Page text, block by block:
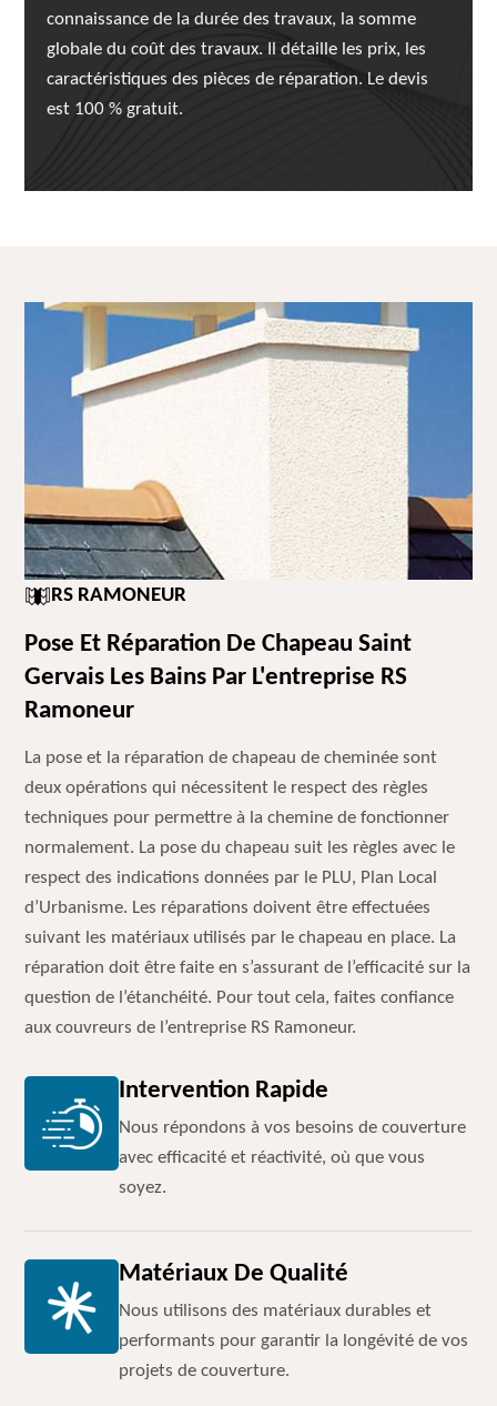
connaissance de la durée des travaux, la somme
globale du coût des travaux. Il détaille les prix, les
caractéristiques des pièces de réparation. Le devis
est 100 % gratuit.
RS RAMONEUR
Pose Et Réparation De Chapeau Saint
Gervais Les Bains Par L'entreprise RS
Ramoneur
La pose et la réparation de chapeau de cheminée sont
deux opérations qui nécessitent le respect des règles
techniques pour permettre à la chemine de fonctionner
normalement. La pose du chapeau suit les règles avec le
respect des indications données par le PLU, Plan Local
d’Urbanisme. Les réparations doivent être effectuées
suivant les matériaux utilisés par le chapeau en place. La
réparation doit être faite en s’assurant de l’efficacité sur la
question de l’étanchéité. Pour tout cela, faites confiance
aux couvreurs de l’entreprise RS Ramoneur.
Intervention Rapide
Nous répondons à vos besoins de couverture
avec efficacité et réactivité, où que vous
soyez.
Matériaux De Qualité
Nous utilisons des matériaux durables et
performants pour garantir la longévité de vos
projets de couverture.